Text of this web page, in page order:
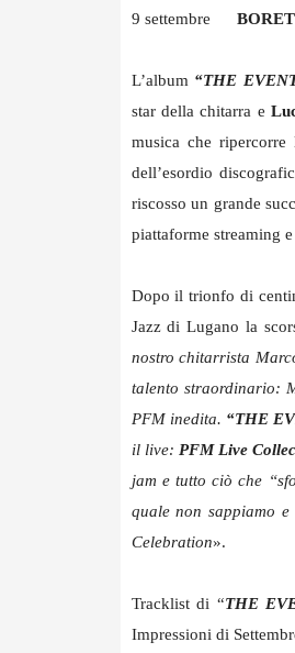
9 settembre
L’album “THE
star della chitarra e
musica che
dell’esordio
riscosso un grande
piattaforme streaming
Dopo il trionfo di
Jazz di Lugano la
nostro chitarrista
talento straordinario:
PFM inedita. “THE
il live: PFM Live
jam e tutto ciò che
quale non sappiamo
Celebration».
Tracklist di “THE
Impressioni di